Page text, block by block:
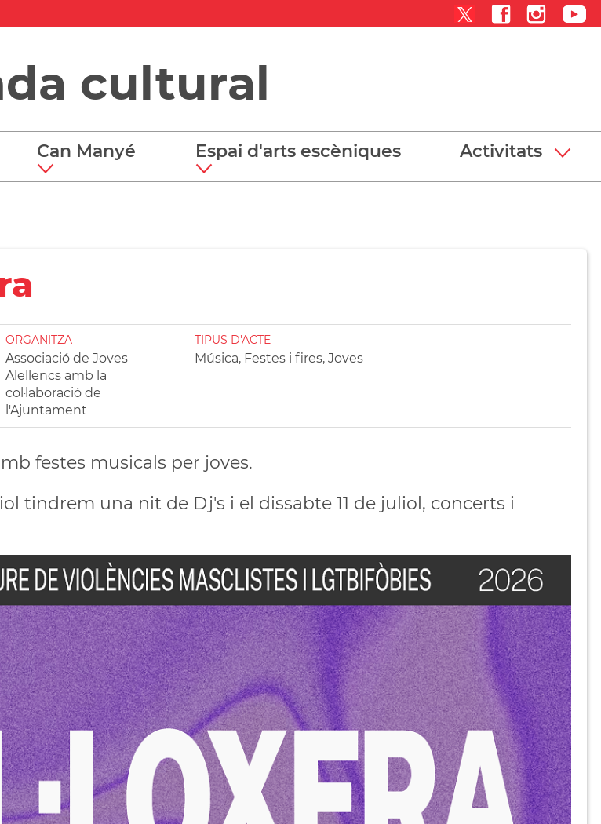
cultural
Can Manyé Espai d'arts escèniques Activitats
ORGANITZA
Associació de Joves
Alellencs amb la
col·laboració de
l'Ajuntament
TIPUS D'ACTE
Música, Festes i fires, Joves
festes musicals per joves.
tindrem una nit de Dj's i el dissabte 11 de juliol, concerts i